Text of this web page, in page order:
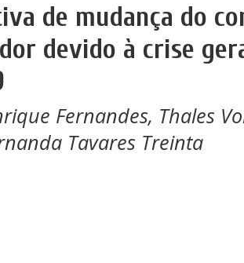
de mudança do
devido à crise
Fernandes, Thales
Tavares Treinta